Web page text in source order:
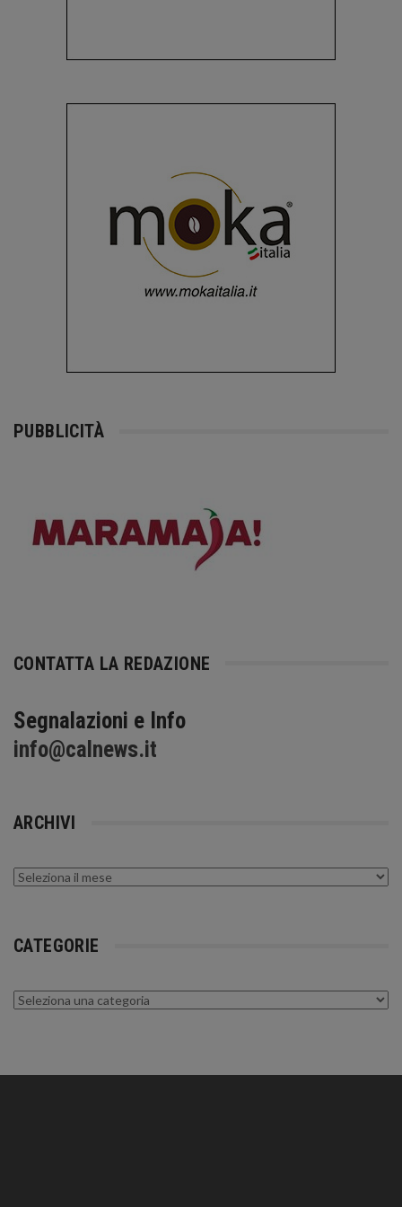
PUBBLICITÀ
CONTATTA LA REDAZIONE
Segnalazioni e Info
info@calnews.it
ARCHIVI
Archivi
CATEGORIE
Categorie